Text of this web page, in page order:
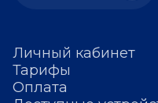
Личный кабинет
Тарифы
Оплата